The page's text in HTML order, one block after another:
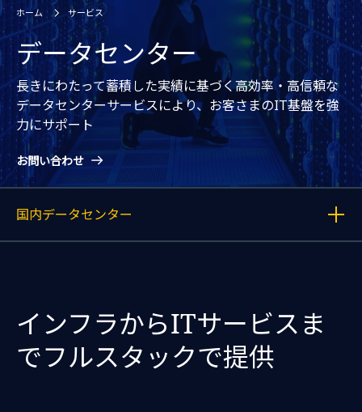
ホーム サービス
データセンター
長きにわたって蓄積した実績に基づく高効率・高信頼な
データセンターサービスにより、お客さまのIT基盤を強
力にサポート
お問い合わせ
国内データセンター
各記事へのリンクを表示する
インフラからITサービスま
でフルスタックで提供